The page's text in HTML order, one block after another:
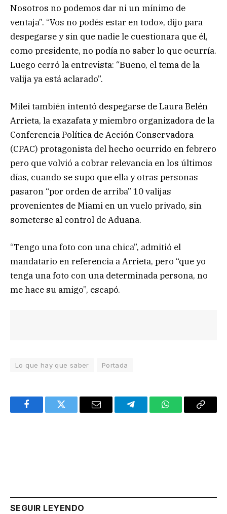
Nosotros no podemos dar ni un mínimo de
ventaja”. “Vos no podés estar en todo», dijo para
despegarse y sin que nadie le cuestionara que él,
como presidente, no podía no saber lo que ocurría.
Luego cerró la entrevista: “Bueno, el tema de la
valija ya está aclarado”.
Milei también intentó despegarse de Laura Belén
Arrieta, la exazafata y miembro organizadora de la
Conferencia Política de Acción Conservadora
(CPAC) protagonista del hecho ocurrido en febrero
pero que volvió a cobrar relevancia en los últimos
días, cuando se supo que ella y otras personas
pasaron “por orden de arriba” 10 valijas
provenientes de Miami en un vuelo privado, sin
someterse al control de Aduana.
“Tengo una foto con una chica”, admitió el
mandatario en referencia a Arrieta, pero “que yo
tenga una foto con una determinada persona, no
me hace su amigo”, escapó.
Lo que hay que saber Portada
FacebookTwitter Email TelegramWhatsAppCopy
SEGUIR LEYENDO